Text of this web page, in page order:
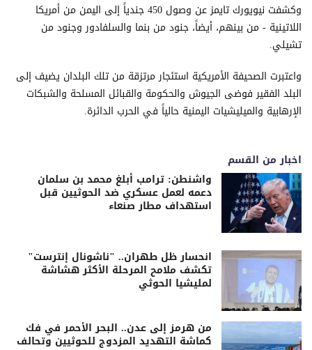
وكشفت نيويورك تايمز عن وصول 450 جندياً إلى اليمن من أمريكا
اللاتينية - من بينهم، أيضاً، جنود من بنما والسلفادور وجنود من
تشيلي.
واعتبرت الصحيفة الأمريكية استئجار مرتزقة من تلك البلدان يضيف إلى
البلد الفقير فوضى الجيوش والحكومة والقبائل المسلحة والشبكات
الإرهابية والميليشيات اليمنية حالياً في الحرب الدائرة.
اخبار من القسم
واشنطن: ترامب أبلغ محمد بن سلمان
دعمه لعمل عسكري ضد الحوثيين قبل
استهداف مطار صنعاء
انحسار ظل طهران.. "ناشونال إنترست"
تكشف ملامح المرحلة الأكثر هشاشة
لمليشيا الحوثي
من هرمز إلى عدن.. البحر الأحمر في فك
كماشة التهديد المزدوج للحوثيين وتحالف